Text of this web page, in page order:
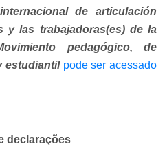
de articulación
y las trabajadoras(es) de la
pedagógico, de
estudiantil pode ser acessado
declarações